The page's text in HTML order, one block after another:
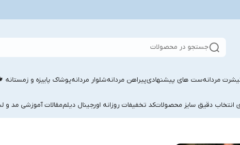
جستجو در محصولات
مردانهست های پیشنهادیپیراهن مردانهشلوار مردانهپوشاک پاییزه و زمستانه
انتخاب دقیق سایز محصولاتکد تخفیفات روزانه اورجینال دیلممقالات آموزشی مد و